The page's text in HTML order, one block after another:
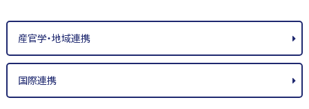
産官学・地域連携
国際連携